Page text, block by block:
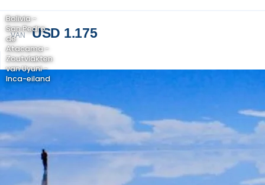
VAN USD 1.175
Bolivia -
San Pedro
de
Atacama -
Zoutvlakten
van Uyuni -
Inca-eiland